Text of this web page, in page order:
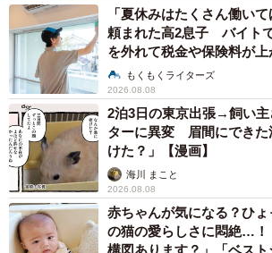
「夏休みはたくさん働い
頼まれた高2息子 バイト
を外れて税金や保険料が
説】もくもくライターズ
2026.08.08
2泊3日の東京出張→飼い主
ターに異変 眉間にできた
けた？」【漫画】
海川 まこと
2026.08.08
赤ちゃんが気になる？ひ
の猫の愛らしさに悶絶…